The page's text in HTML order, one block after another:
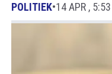
POLITIEK•14 APR , 5:53